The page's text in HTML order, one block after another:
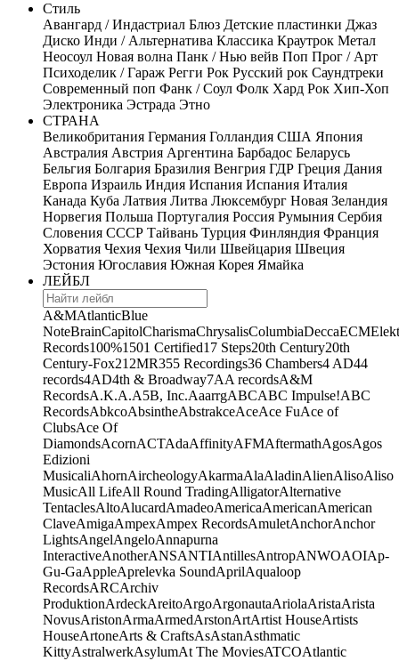
Стиль
Авангард / Индастриал Блюз Детские пластинки Джаз
Диско Инди / Альтернатива Классика Краутрок Метал
Неосоул Новая волна Панк / Нью вейв Поп Прог / Арт
Психоделик / Гараж Регги Рок Русский рок Саундтреки
Современный поп Фанк / Соул Фолк Хард Рок Хип-Хоп
Электроника Эстрада Этно
СТРАНА
Великобритания Германия Голландия США Япония
Австралия Австрия Аргентина Барбадос Беларусь
Бельгия Болгария Бразилия Венгрия ГДР Греция Дания
Европа Израиль Индия Испания Испания Италия
Канада Куба Латвия Литва Люксембург Новая Зеландия
Норвегия Польша Португалия Россия Румыния Сербия
Словения СССР Тайвань Турция Финляндия Франция
Хорватия Чехия Чехия Чили Швейцария Швеция
Эстония Югославия Южная Корея Ямайка
ЛЕЙБЛ
A&MAtlanticBlue
NoteBrainCapitolCharismaChrysalisColumbiaDeccaECM
Records100%1501 Certified17 Steps20th Century20th
Century-Fox21 2MR355 Recordings36 Chambers4 AD44
records4AD4th & Broadway7AA recordsA&M
RecordsA.K.A.A5B, Inc.AaarrgABCABC Impulse!ABC
RecordsAbkcoAbsintheAbstrakceAceAce FuAce of
ClubsAce Of
DiamondsAcornACTAdaAffinityAFMAftermathAgosAgos
Edizioni
MusicaliAhornAircheologyAkarmaAlaAladinAlienAlisoAliso
MusicAll LifeAll Round TradingAlligatorAlternative
TentaclesAltoAlucardAmadeoAmericaAmericanAmerican
ClaveAmigaAmpexAmpex RecordsAmuletAnchorAnchor
LightsAngelAngeloAnnapurna
InteractiveAnotherANSANTIAntillesAntropANWOAOIAp-
Gu-GaAppleAprelevka SoundAprilAqualoop
RecordsARCArchiv
ProduktionArdeckAreitoArgoArgonautaAriolaAristaArista
NovusAristonArmaArmedArstonArtArtist HouseArtists
HouseArtoneArts & CraftsAsAstanAsthmatic
KittyAstralwerkAsylumAt The MoviesATCOAtlantic